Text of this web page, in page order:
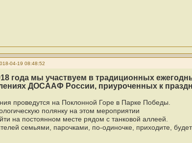
04-19 08:48:52
года мы участвуем в традиционных
ДОСААФ России, приуроченных к
проведутся на Поклонной Горе в Парке Победы.
полянку на этом мероприятии
на постоянном месте рядом с танковой аллеей.
семьями, парочками, по-одиночке, приходите,